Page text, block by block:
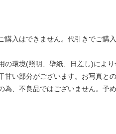
入はできません。代引きでご購
環境(照明、壁紙、日差し)により
い部分がございます。お写真と
、不良品ではございません。予